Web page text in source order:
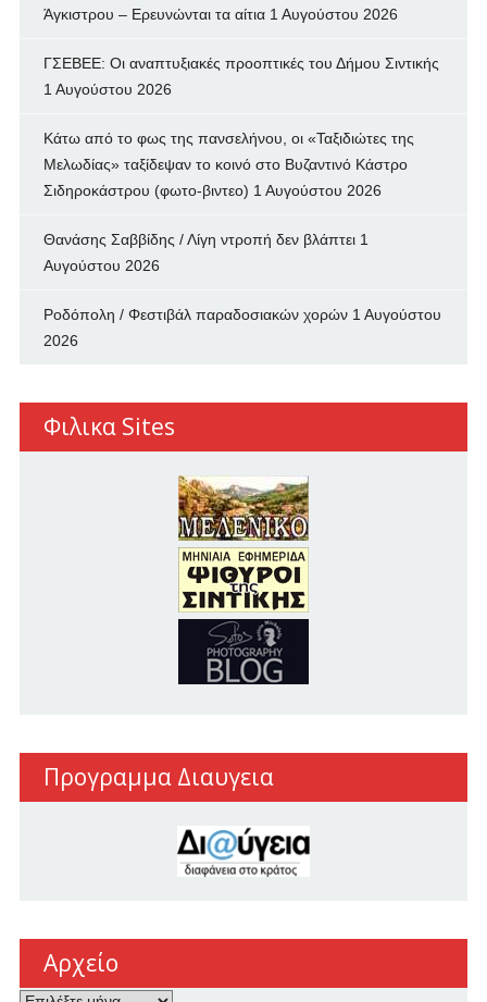
Άγκιστρου – Ερευνώνται τα αίτια 1 Αυγούστου 2026
ΓΣΕΒΕΕ: Οι αναπτυξιακές προοπτικές του Δήμου Σιντικής
1 Αυγούστου 2026
Κάτω από το φως της πανσελήνου, οι «Ταξιδιώτες της
Μελωδίας» ταξίδεψαν το κοινό στο Βυζαντινό Κάστρο
Σιδηροκάστρου (φωτο-βιντεο) 1 Αυγούστου 2026
Θανάσης Σαββίδης / Λίγη ντροπή δεν βλάπτει 1
Αυγούστου 2026
Ροδόπολη / Φεστιβάλ παραδοσιακών χορών 1 Αυγούστου
2026
Φιλικα Sites
Προγραμμα Διαυγεια
Αρχείο